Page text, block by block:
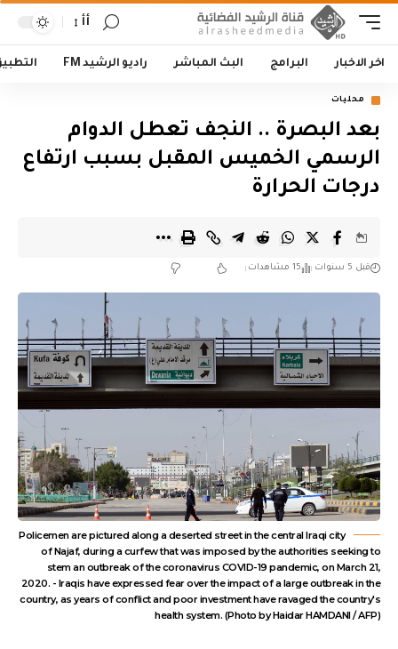
أأ
اخر الاخبار البرامج البث المباشر راديو الرشيد FM
محليات
بعد البصرة .. النجف تعطل الدوام
الرسمي الخميس المقبل بسبب ارتفاع
درجات الحرارة
قبل 5 سنوات 15 مشاهدات
Policemen are pictured along a deserted street in the central Iraqi city
of Najaf, during a curfew that was imposed by the authorities seeking to
stem an outbreak of the coronavirus COVID-19 pandemic, on March 21,
2020. - Iraqis have expressed fear over the impact of a large outbreak in the
country, as years of conflict and poor investment have ravaged the country's
health system. (Photo by Haidar HAMDANI / AFP)